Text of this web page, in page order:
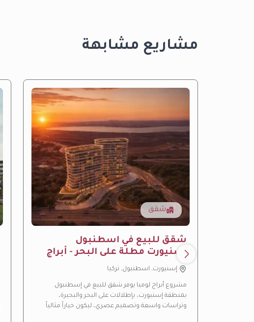
مشاريع مشابهة
شقق
شقق للبيع في اسطنبول
اسنيورت مطلة على البحر - أبراج
لومياإسنيورت, اسطنبول, تركيا
مشروع أبراج لوميا يوفر شقق للبيع في إسطنبول
بمنطقة إسنيورت، بإطلالات على البحر والبحيرة،
وتراسات واسعة وتصميم عصري، ليكون خياراً مثالياً